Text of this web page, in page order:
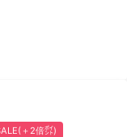
＋2倍㌽)